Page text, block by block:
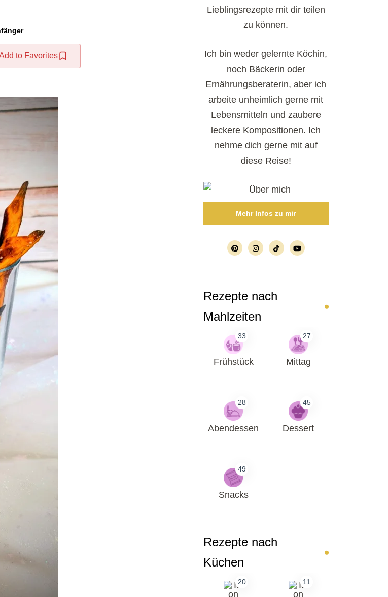
to Favorites
Lieblingsrezepte mit dir teilen
zu können.
Ich bin weder gelernte Köchin,
noch Bäckerin oder
Ernährungsberaterin, aber ich
arbeite unheimlich gerne mit
Lebensmitteln und zaubere
leckere Kompositionen. Ich
nehme dich gerne mit auf
diese Reise!
Mehr Infos zu mir
Rezepte nach
Mahlzeiten
33
Frühstück
27
Mittag
28
Abendessen
45
Dessert
49
Snacks
Rezepte nach
Küchen
20 11